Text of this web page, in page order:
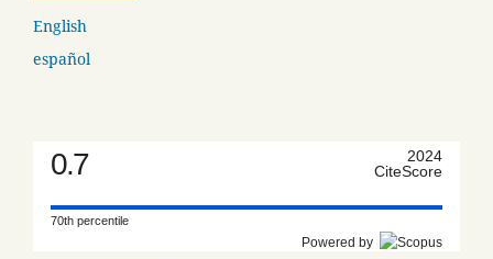
English
español
0.7
2024
CiteScore
70th percentile
Powered by